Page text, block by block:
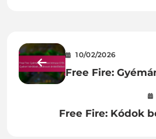
10/02/2026
Free Fire:
bónusz GYIK,
Játékosok
Free Fire: Kódok